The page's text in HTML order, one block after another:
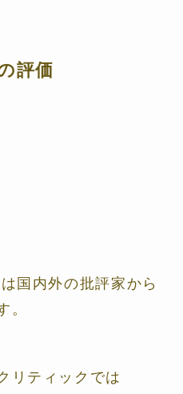
評価
国内外の批評家から
。
リティックでは